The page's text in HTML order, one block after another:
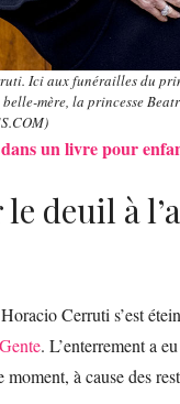
Ici aux funérailles du
mère, la princesse
un livre pour
deuil à
Cerruti s’est
Gente. L’enterrement a
à cause des